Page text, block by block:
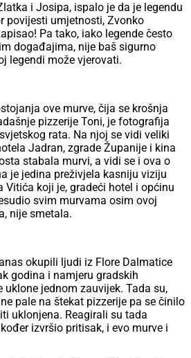
i Josipa, ispalo je da je legendu
povijesti umjetnosti, Zvonko
Pa tako, iako legende često
događajima, nije baš sigurno
legendi može vjerovati.
ove murve, čija se krošnja
pizzerije Toni, je fotografija
rata. Na njoj se vidi veliki
Jadran, zgrade Županije i kina
stabala murvi, a vidi se i ova o
je jedina preživjela kasniju viziju
Vitića koji je, gradeći hotel i općinu
svim murvama osim ovoj
nije smetala.
okupili ljudi iz Flore Dalmatice
godina i namjeru gradskih
jednom zauvijek. Tada su,
pale na štekat pizzerije pa se činilo
uklonjena. Reagirali su tada
izvršio pritisak, i evo murve i